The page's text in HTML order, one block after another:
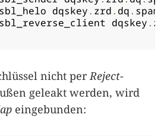
dqskey
. zrd.dq.
dqskey
.
nicht perReject-
geleakt werden, wird
eingebunden: